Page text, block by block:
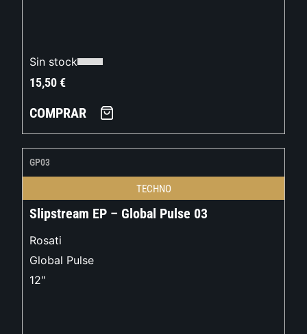
Sin stock
15,50€
COMPRAR
GP03
TECHNO
Slipstream EP – Global Pulse 03
Rosati
Global Pulse
12"